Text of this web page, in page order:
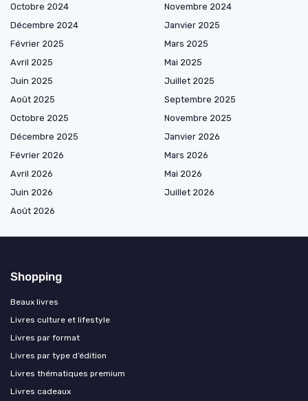
Octobre 2024
Novembre 2024
Décembre 2024
Janvier 2025
Février 2025
Mars 2025
Avril 2025
Mai 2025
Juin 2025
Juillet 2025
Août 2025
Septembre 2025
Octobre 2025
Novembre 2025
Décembre 2025
Janvier 2026
Février 2026
Mars 2026
Avril 2026
Mai 2026
Juin 2026
Juillet 2026
Août 2026
Shopping
Beaux livres
Livres culture et lifestyle
Livres par format
Livres par type d’édition
Livres thématiques premium
Livres cadeaux